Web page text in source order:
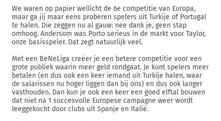
We waren op papier wellicht de 6e competitie van Europa,
maar ga jij maar eens proberen spelers uit Turkije of Portugal
te halen. Die zeggen nu al gauw: nee dank je, geen stap
omhoog. Andersom was Porto serieus in de markt voor Taylor,
onze basisspeler. Dat zegt natuurlijk veel.
Met een BeNeLiga creëer je een betere competitie voor een
grote publiek waarin meer geld rondgaat. Je kunt spelers meer
betalen (en dus ook een keer iemand uit Turkije halen, waar
de salarissen nu hoger liggen dan bij ons) en dus ook langer
vasthouden. Dan kun je ook een keer een goed elftal bouwen
dat niet na 1 succesvolle Europese campagne weer wordt
leeggekocht door clubs uit Spanje en Italië.